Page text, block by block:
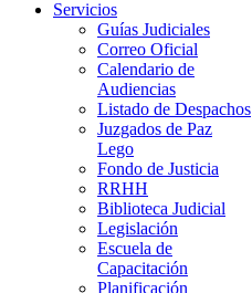
Servicios
Guías Judiciales
Correo Oficial
Calendario de
Audiencias
Listado de Despachos
Juzgados de Paz
Lego
Fondo de Justicia
RRHH
Biblioteca Judicial
Legislación
Escuela de
Capacitación
Planificación